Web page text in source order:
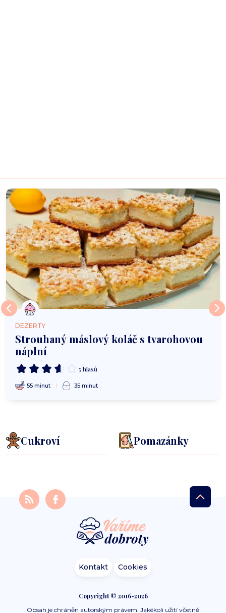
DEZERTY
Strouhaný máslový koláč s tvarohovou
náplní
5 hlasů
55 minut 35 minut
Cukroví Pomazánky
Kontakt Cookies
Copyright © 2016-2026
Obsah je chráněn autorským právem. Jakékoli užití včetně